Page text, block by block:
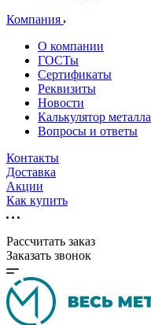
Компания
О компании
ГОСТы
Сертификаты
Реквизиты
Новости
Калькулятор металла
Вопросы и ответы
Контакты
Доставка
Акции
Как купить
Рассчитать заказ
Заказать звонок